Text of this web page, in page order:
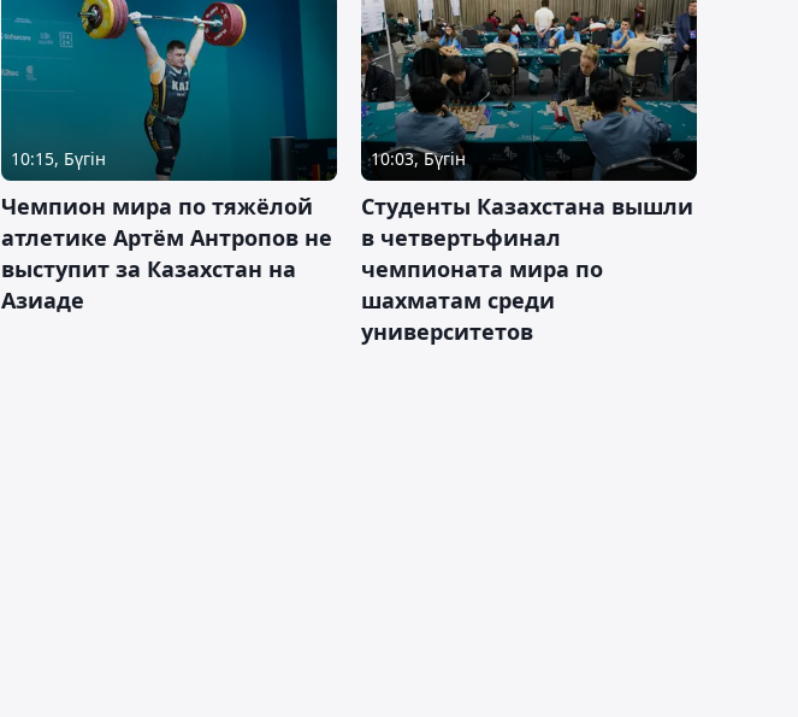
10:15, Бүгін
Чемпион мира по тяжёлой
атлетике Артём Антропов не
выступит за Казахстан на
Азиаде
10:03, Бүгін
Студенты Казахстана вышли
в четвертьфинал
чемпионата мира по
шахматам среди
университетов